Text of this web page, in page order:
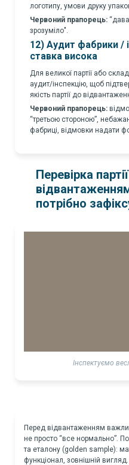
логотипу, умови друку
Червоний прапорець:
зрозуміло".
12) Аудит фабрики /
ставка висока
Для великої партії або
аудит/інспекцію, щоб
якість партії до
Червоний прапорець:
“третьою стороною”,
фабриці, відмовки надати
Перевірка
потрібно
Інспектуємо
Перед відвантаженням
не просто “все нормально”.
та еталону (golden sample):
функціонал, зовнішній вигляд.